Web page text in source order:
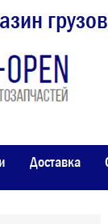
Доставка